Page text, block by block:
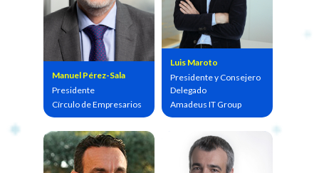
Luis Maroto
Presidente y Consejero
Delegado
Amadeus IT Group
Manuel Pérez-Sala
Presidente
Círculo de Empresarios